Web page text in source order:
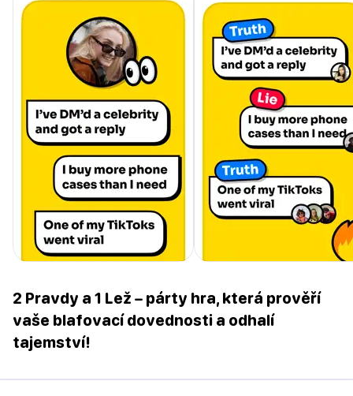
2 Pravdy a 1 Lež – párty hra, která prověří
vaše blafovací dovednosti a odhalí
tajemství!